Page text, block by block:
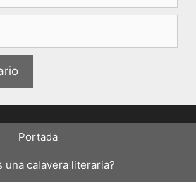
Portada
una calavera literaria?